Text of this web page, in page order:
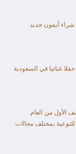
بمختلف مجالات